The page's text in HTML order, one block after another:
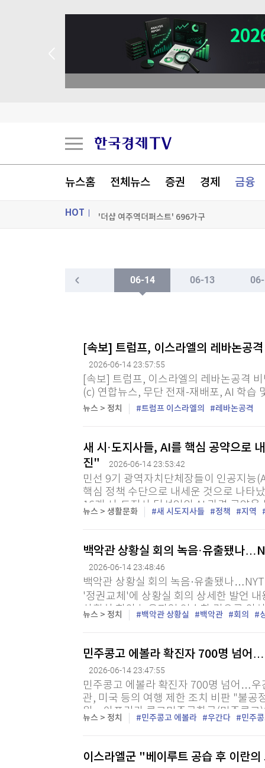
뉴스홈 전체뉴스 증권 경제 금융
HOT
식약처, 알레르기 유발물질 미표시 두부과자 회수
'더샵 여주역더퍼스트' 696가구
'더샵 여주역더퍼스트' 696가구
"나야, '흑백요리사' 시즌3"
식약처, 알레르기 유발물질 미표시 두부과자 회수
온로드 (ON ROAD) 인사이트
뉴스홈
글로벌경제
스페셜강의
투자/재테크
부동산/세무
매매신호 (랭킹
투자분석
국내증시
06-14 06-13
[속보] 트럼프, 이스라엘의 레바논공
2026-06-14 23:57:55
[속보] 트럼프, 이스라엘의 레바논공격
(c) 연합뉴스, 무단 전재-재배포, AI 학습
뉴스 > 정치 트럼프 이스라엘의 레바논공격
새 시·도지사들, AI를 핵심 공약으로
진"
2026-06-14 23:53:42
민선 9기 광역자치단체장들이 인공지능
핵심 정책 수단으로 내세운 것으로 나타
16개 시·도지사 당선인의 AI 관련 공약
고 14일 밝혔다. 개발원은 선거공보와 언
뉴스 > 생활문화 새 시도지사들 정책 지역
백악관 상황실 회의 녹음·유출됐나
2026-06-14 23:48:46
백악관 상황실 회의 녹음·유출됐나
'정권교체'에 상황실 회의 상세한 발언
상황실 회의 녹음파일 입수한 것으로 의
널드 트럼프 미국 대통령 집권 2기 백악
뉴스 > 정치 백악관 상황실 백악관 회의
민주콩고 에볼라 확진자 700명 넘어
2026-06-14 23:47:55
민주콩고 에볼라 확진자 700명 넘어…
관, 미국 등의 여행 제한 조치 비판 "불
원 = 아프리카 콩고민주공화국(민주콩
넘어섰다. 민주콩고 언론공보부가 14일(
뉴스 > 정치 민주콩고 에볼라 우간다 민주
이스라엘군 "베이루트 공습 후 이란